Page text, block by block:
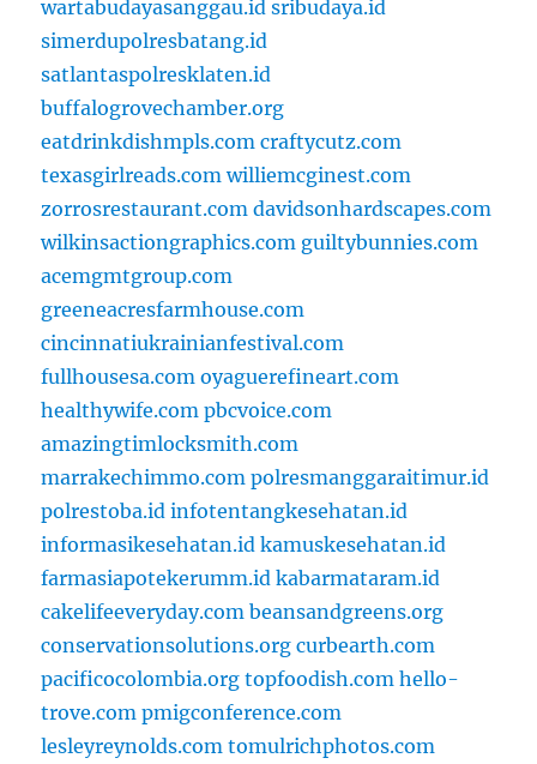
wartabudayasanggau.id sribudaya.id
simerdupolresbatang.id
satlantaspolresklaten.id
buffalogrovechamber.org
eatdrinkdishmpls.com craftycutz.com
texasgirlreads.com williemcginest.com
zorrosrestaurant.com davidsonhardscapes.com
wilkinsactiongraphics.com guiltybunnies.com
acemgmtgroup.com
greeneacresfarmhouse.com
cincinnatiukrainianfestival.com
fullhousesa.com oyaguerefineart.com
healthywife.com pbcvoice.com
amazingtimlocksmith.com
marrakechimmo.com polresmanggaraitimur.id
polrestoba.id infotentangkesehatan.id
informasikesehatan.id kamuskesehatan.id
farmasiapotekerumm.id kabarmataram.id
cakelifeeveryday.com beansandgreens.org
conservationsolutions.org curbearth.com
pacificocolombia.org topfoodish.com hello-
trove.com pmigconference.com
lesleyreynolds.com tomulrichphotos.com